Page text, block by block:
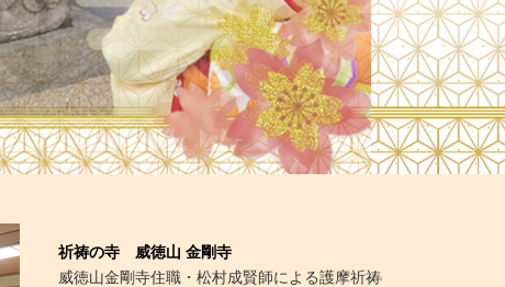
祈祷の寺 威徳山 金剛寺
威徳山金剛寺住職・松村成賢師による護摩祈祷の一